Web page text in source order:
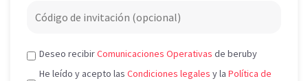
Deseo recibirComunicaciones Operativas de beruby
He leído y acepto las Condiciones legales y la Política de